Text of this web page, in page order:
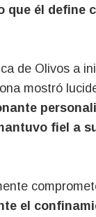
que él define
de Olivos a
mostró
fiel a
el